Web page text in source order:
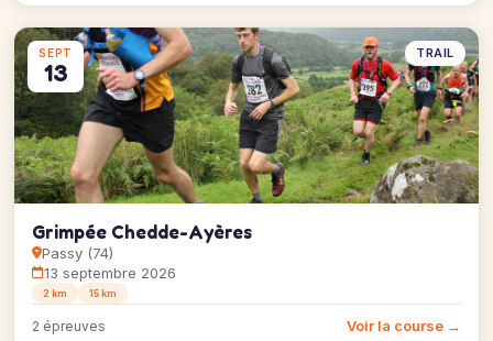
SEPT
13
TRAIL
Grimpée Chedde-Ayères
Passy (74)
13 septembre 2026
2 km 15 km
2 épreuves Voir la course →